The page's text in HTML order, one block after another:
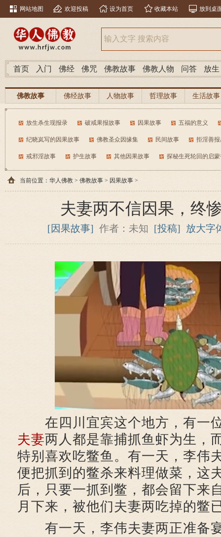
网站地图 欢迎投稿 设为首页 收藏本站 放到桌
首页 入门 佛经 佛咒 佛教故事 佛教人物 问答 放生
佛教故事 佛经故事 人物故事 哲理故事 生活故事
放生杀生现报录 破戒果报故事 因果故事 五福的意义
纪晓岚写的因果故事 佛教圣众因缘集 民间故事 拒淫善
戒邪淫故事 护生故事 其他因果故事 探秘生死轮回的启蒙
当前位置： 华人佛教 > 佛教故事 > 因果故事 >
夫妻两不信因果，终
[因果故事] 作者：未知 [投稿] 放大字
在四川宜宾这个地方，有一
夫妻两人都是靠捕抓鱼虾为生，
特别喜欢吃鳖鱼。有一天，李伟
便把抓到的鳖杀来料理做菜，这
后，只要一抓到鳖，都会留下来
月下来，被他们夫妻两吃掉的鳖
有一天，李伟夫妻两正准备